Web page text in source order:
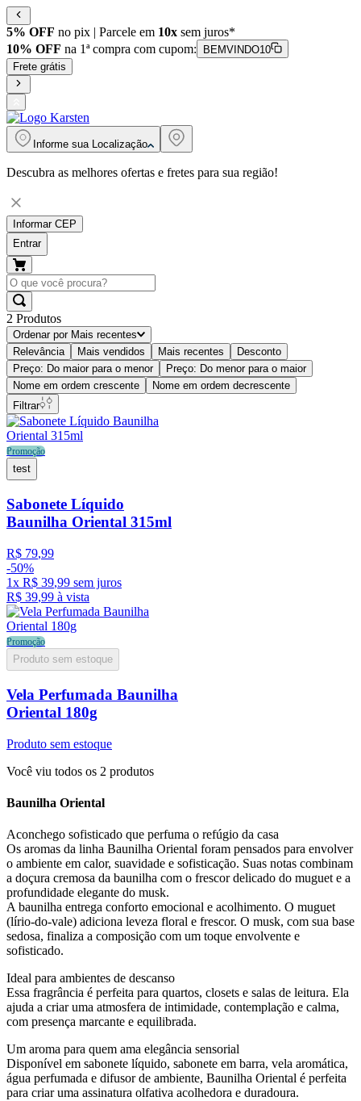
5% OFF no pix | Parcele em 10x sem juros*
10% OFF na 1ª compra com cupom:
BEMVINDO10
Frete grátis
Informe sua Localização
Descubra as melhores ofertas e fretes para sua região!
Informar CEP
Entrar
2 Produtos
Ordenar por Mais recentes
Relevância
Mais vendidos Mais recentes
Desconto
Preço: Do maior para o menor
Preço: Do menor para o maior
Nome em ordem crescente
Nome em ordem decrescente
Filtrar
Promoção
test
Sabonete Líquido
Baunilha Oriental 315ml
R$ 79,99
-50%
1x R$ 39,99 sem juros
R$ 39,99 à vista
Promoção
Produto sem estoque
Vela Perfumada Baunilha
Oriental 180g
Produto sem estoque
Você viu todos os 2 produtos
Baunilha Oriental
Aconchego sofisticado que perfuma o refúgio da casa
Os aromas da linha Baunilha Oriental foram pensados para envolver
o ambiente em calor, suavidade e sofisticação. Suas notas combinam
a doçura cremosa da baunilha com o frescor delicado do muguet e a
profundidade elegante do musk.
A baunilha entrega conforto emocional e acolhimento. O muguet
(lírio-do-vale) adiciona leveza floral e frescor. O musk, com sua base
sedosa, finaliza a composição com um toque envolvente e
sofisticado.
Ideal para ambientes de descanso
Essa fragrância é perfeita para quartos, closets e salas de leitura. Ela
ajuda a criar uma atmosfera de intimidade, contemplação e calma,
com presença marcante e equilibrada.
Um aroma para quem ama elegância sensorial
Disponível em sabonete líquido, sabonete em barra, vela aromática,
água perfumada e difusor de ambiente, Baunilha Oriental é perfeita
para criar uma assinatura olfativa acolhedora e duradoura.